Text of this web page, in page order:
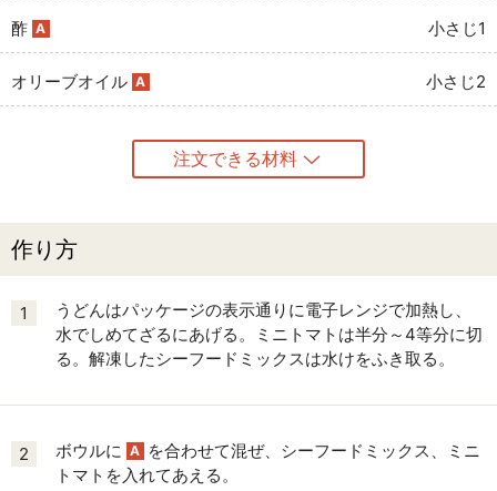
酢 A 小さじ1
オリーブオイル A 小さじ2
注文できる材料
作り方
1
うどんはパッケージの表示通りに電子レンジで加熱し、
水でしめてざるにあげる。ミニトマトは半分～4等分に切
る。解凍したシーフードミックスは水けをふき取る。
2 ボウルに A を合わせて混ぜ、シーフードミックス、ミニ
トマトを入れてあえる。